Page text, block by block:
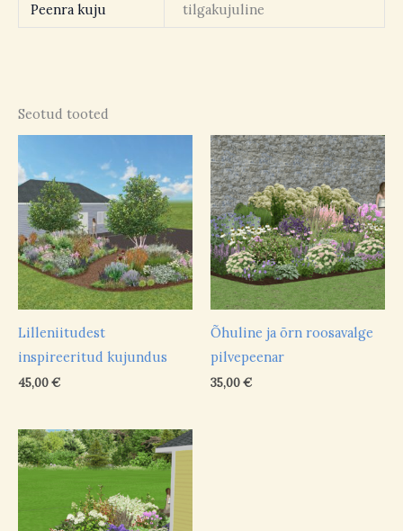
Peenra kuju tilgakujuline
Seotud tooted
Lilleniitudest
inspireeritud kujundus
45,00€
Õhuline ja õrn roosavalge
pilvepeenar
35,00€